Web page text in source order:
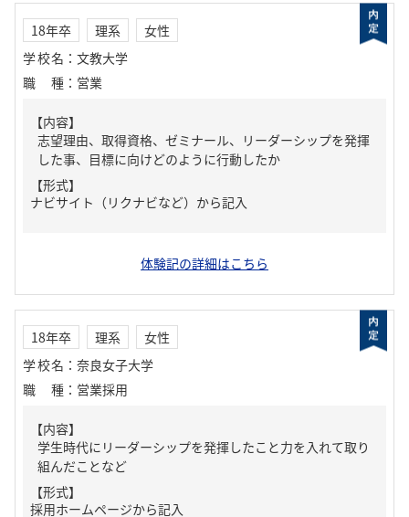
18年卒 理系
女性
学校名 ： 文教大学
職種 ： 営業
【内容】
志望理由、取得資格、ゼミナール、リーダーシップを発揮
した事、目標に向けどのように行動したか
【形式】
ナビサイト（リクナビなど）から記入
体験記の詳細はこちら
18年卒 理系
女性
学校名 ： 奈良女子大学
職種 ： 営業採用
【内容】
学生時代にリーダーシップを発揮したこと力を入れて取り
組んだことなど
【形式】
採用ホームページから記入